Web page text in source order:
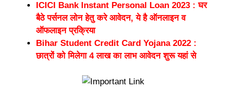
ICICI Bank Instant Personal Loan 2023 : घर
बैठे पर्सनल लोन हेतु करे आवेदन, ये है ऑनलाइन व
ऑफलाइन प्रक्रिया
Bihar Student Credit Card Yojana 2022 :
छात्रों को मिलेगा 4 लाख का लाभ आवेदन शुरू यहां से